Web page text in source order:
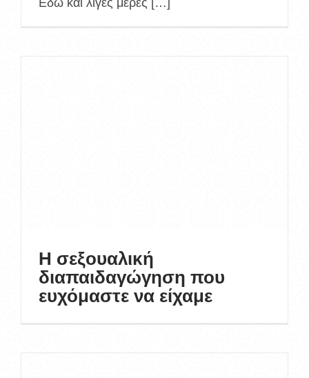
Η σεξουαλική
διαπαιδαγώγηση που
ευχόμαστε να είχαμε